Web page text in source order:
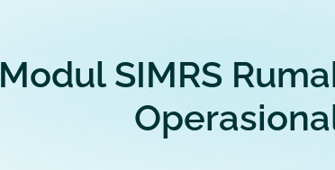
Modul SIMRS